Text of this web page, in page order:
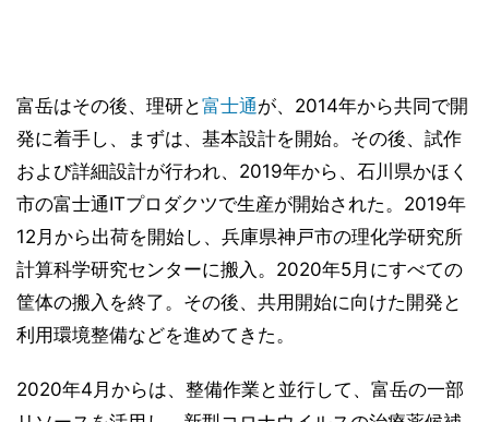
富岳はその後、理研と富士通が、2014年から共同で開
発に着手し、まずは、基本設計を開始。その後、試作
および詳細設計が行われ、2019年から、石川県かほく
市の富士通ITプロダクツで生産が開始された。2019年
12月から出荷を開始し、兵庫県神戸市の理化学研究所
計算科学研究センターに搬入。2020年5月にすべての
筐体の搬入を終了。その後、共用開始に向けた開発と
利用環境整備などを進めてきた。
2020年4月からは、整備作業と並行して、富岳の一部